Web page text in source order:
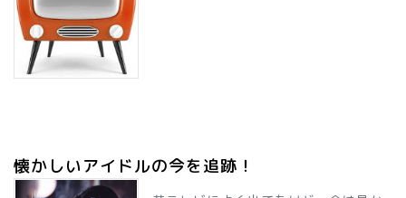
懐かしいアイドルの今を追跡！